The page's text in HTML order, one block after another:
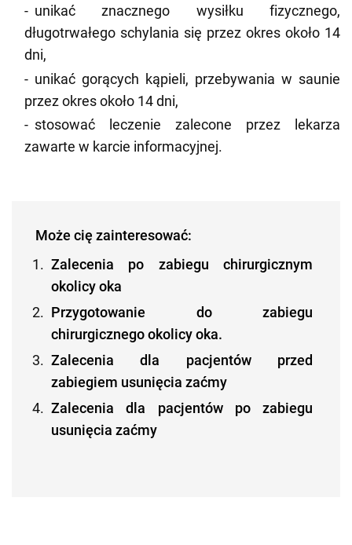
unikać znacznego wysiłku fizycznego,
długotrwałego schylania się przez okres około 14
dni,
unikać gorących kąpieli, przebywania w saunie
przez okres około 14 dni,
stosować leczenie zalecone przez lekarza
zawarte w karcie informacyjnej.
Może cię zainteresować:
Zalecenia po zabiegu chirurgicznym
okolicy oka
Przygotowanie do zabiegu
chirurgicznego okolicy oka.
Zalecenia dla pacjentów przed
zabiegiem usunięcia zaćmy
Zalecenia dla pacjentów po zabiegu
usunięcia zaćmy